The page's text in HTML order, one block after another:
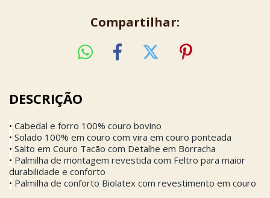
Compartilhar:
DESCRIÇÃO
• Cabedal e forro 100% couro bovino
• Solado 100% em couro com vira em couro ponteada
• Salto em Couro Tacão com Detalhe em Borracha
• Palmilha de montagem revestida com Feltro para maior
durabilidade e conforto
• Palmilha de conforto Biolatex com revestimento em couro